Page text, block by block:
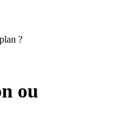
?
ou